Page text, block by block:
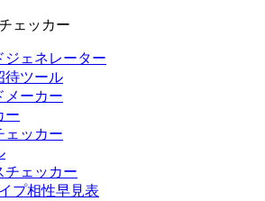
ェッカー
ジェネレーター
待ツール
メーカー
ー
ェッカー
チェッカー
プ相性早見表